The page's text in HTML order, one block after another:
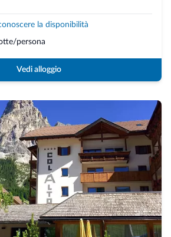
la disponibilità
persona
Vedi alloggio